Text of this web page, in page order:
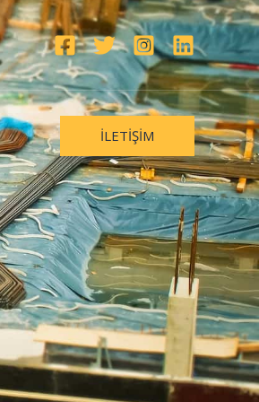
İLETIŞIM